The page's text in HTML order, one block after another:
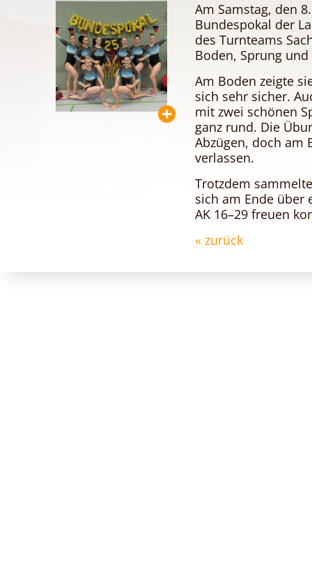
Am Samstag, den
Bundespokal der
des Turnteams
Boden, Sprung und
Am Boden zeigte
sich sehr sicher.
mit zwei schönen
ganz rund. Die
Abzügen, doch am
verlassen.
Trotzdem
sich am Ende über
AK 16–29 freuen
« zurück